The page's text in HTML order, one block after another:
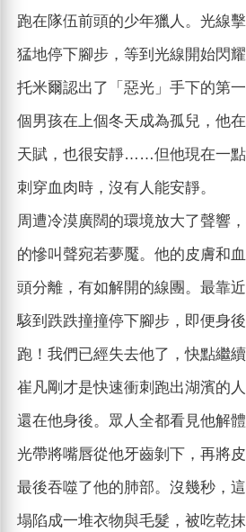
跑在隊伍前頭的少年獵人。光線
猛地停下腳步，等到光線開始閃
托米爾認出了「惡光」手下的第
個男孩在上個冬天成為孤兒，他
天賦，也很安靜……但他現在一點
刺穿血肉時，沒有人能安靜。
周遭冷漠廣闊的環境放大了聲響
的慘叫聲宛若夢魘。他的皮膚和
頭分離，有如解開的線團。最靠
駭到跌跌撞撞停下腳步，即便身
跑！我們已經失去他了，快點繼
崔凡剛才是快速衝刺跑出湖濱的
還在他身後。眾人全都看見他解
光帶將嘴唇從他牙齒剝下，再將
最後吞噬了他的肺部。沒幾秒，
塌陷成一堆衣物與毛髮，被吃乾